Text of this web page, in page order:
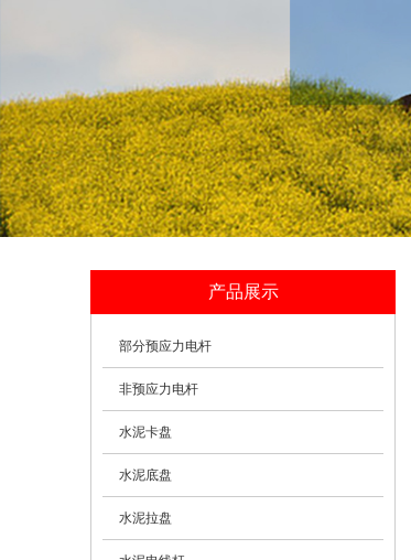
产品展示
部分预应力电杆
非预应力电杆
水泥卡盘
水泥底盘
水泥拉盘